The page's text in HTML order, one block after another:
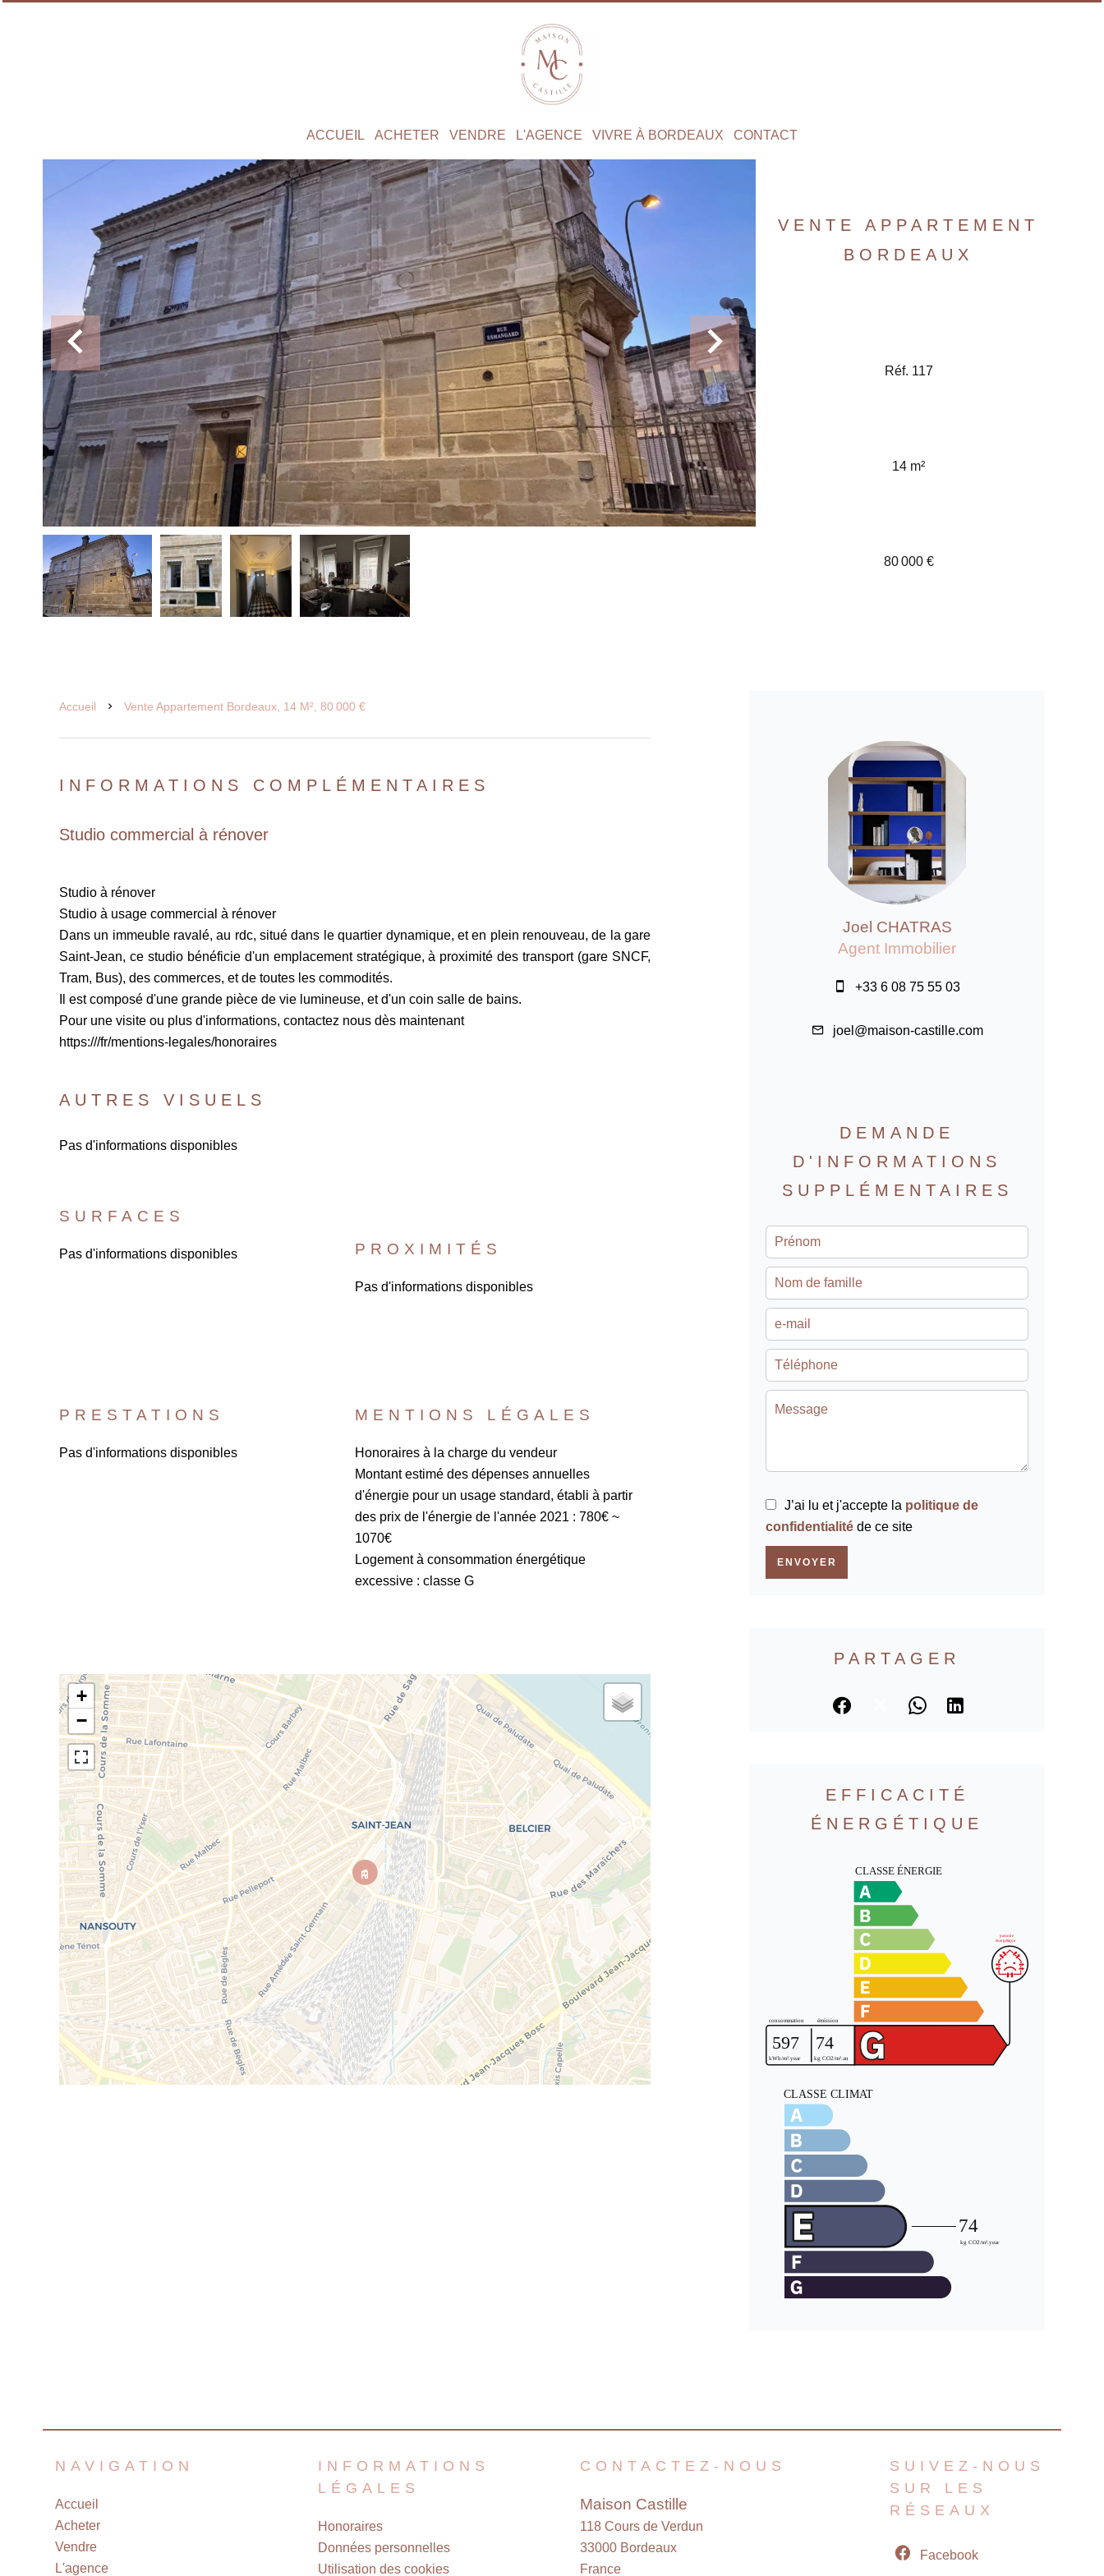
ACCUEIL ACHETER VENDRE L'AGENCE VIVRE À BORDEAUX CONTACT
VENTE APPARTEMENT
BORDEAUX
Réf. 117
14 m²
80 000 €
Accueil Vente Appartement Bordeaux, 14 M², 80 000 €
INFORMATIONS COMPLÉMENTAIRES
Studio commercial à rénover
Studio à rénover
Studio à usage commercial à rénover
Dans un immeuble ravalé, au rdc, situé dans le quartier dynamique, et en plein renouveau, de la gare
Saint-Jean, ce studio bénéficie d'un emplacement stratégique, à proximité des transport (gare SNCF,
Tram, Bus), des commerces, et de toutes les commodités.
Il est composé d'une grande pièce de vie lumineuse, et d'un coin salle de bains.
Pour une visite ou plus d'informations, contactez nous dès maintenant
https:///fr/mentions-legales/honoraires
AUTRES VISUELS
Pas d'informations disponibles
SURFACES
Pas d'informations disponibles PROXIMITÉS
Pas d'informations disponibles
PRESTATIONS
Pas d'informations disponibles
MENTIONS LÉGALES
Honoraires à la charge du vendeur
Montant estimé des dépenses annuelles
d'énergie pour un usage standard, établi à partir
des prix de l'énergie de l'année 2021 : 780€ ~
1070€
Logement à consommation énergétique
excessive : classe G
+
−
Joel CHATRAS
Agent Immobilier
+33 6 08 75 55 03
joel@maison-castille.com
DEMANDE
D'INFORMATIONS
SUPPLÉMENTAIRES
J’ai lu et j'accepte la politique de
confidentialité de ce site
ENVOYER
PARTAGER
EFFICACITÉ
ÉNERGÉTIQUE
NAVIGATION
Accueil
Acheter
Vendre
L'agence
INFORMATIONS
LÉGALES
Honoraires
Données personnelles
Utilisation des cookies
CONTACTEZ-NOUS
Maison Castille
118 Cours de Verdun
33000 Bordeaux
France
SUIVEZ-NOUS
SUR LES
RÉSEAUX
Facebook